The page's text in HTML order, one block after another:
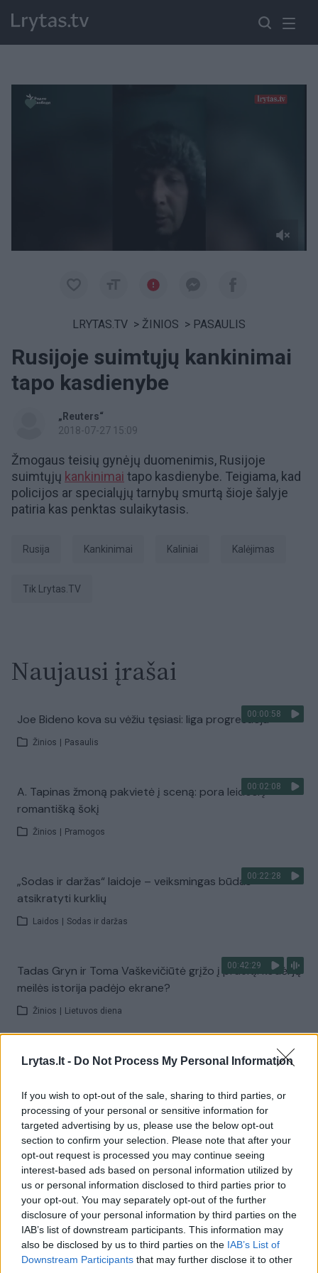
Lrytas.lt - Do Not Process My Personal Information
If you wish to opt-out of the sale, sharing to third parties, or
processing of your personal or sensitive information for
targeted advertising by us, please use the below opt-out
section to confirm your selection. Please note that after your
opt-out request is processed you may continue seeing
interest-based ads based on personal information utilized by
us or personal information disclosed to third parties prior to
your opt-out. You may separately opt-out of the further
disclosure of your personal information by third parties on the
IAB’s list of downstream participants. This information may
also be disclosed by us to third parties on the IAB’s List of
Downstream Participants that may further disclose it to other
Paremkite Ukrainą
LRYTAS.TV > ŽINIOS > PASAULIS
Rusijoje suimtųjų kankinimai
tapo kasdienybe
„Reuters“
2018-07-27 15:09
Žmogaus teisių gynėjų duomenimis, Rusijoje
suimtųjų kankinimai tapo kasdienybe. Teigiama, kad
policijos ar specialųjų tarnybų smurtą šioje šalyje
patiria kas penktas sulaikytasis.
Rusija kankinimai Kaliniai Kalėjimas
tik Lrytas.TV
Naujausi įrašai
00:00:58
Joe Bideno kova su vėžiu tęsiasi: liga progresuoja
Žinios Pasaulis
00:02:08
A. Tapinas žmoną pakvietė į sceną: pora leidosi į
romantišką šokį
Žinios Pramogos
00:22:28
„Sodas ir daržas“ laidoje – veiksmingas būdas
atsikratyti kurklių
Laidos Sodas ir daržas
00:42:29
Tadas Gryn ir Toma Vaškevičiūtė grįžo į praeitį: kodėl jų
meilės istorija padėjo ekrane?
Žinios Lietuvos diena
Visi įrašai
Žiūrimiausi įrašai
00:00:30
Vaizdai iš tragiškos avarijos Vilniaus r.: dviejų moterų ir
vaiko gyvybių išgelbėti nepavyko
Žinios | Lietuvos diena
00:00:57
Savaitės vidurys nusimato karštas: temperatūra kils iki